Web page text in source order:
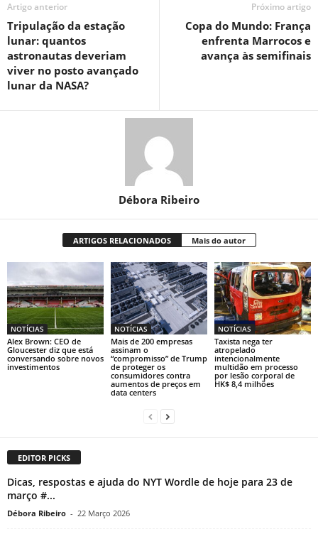
Artigo anterior
Tripulação da estação
lunar: quantos
astronautas deveriam
viver no posto avançado
lunar da NASA?
Próximo artigo
Copa do Mundo: França
enfrenta Marrocos e
avança às semifinais
Débora Ribeiro
ARTIGOS RELACIONADOS Mais do autor
NOTÍCIAS
Alex Brown: CEO de
Gloucester diz que está
conversando sobre novos
investimentos
NOTÍCIAS
Mais de 200 empresas
assinam o
“compromisso” de Trump
de proteger os
consumidores contra
aumentos de preços em
data centers
NOTÍCIAS
Taxista nega ter
atropelado
intencionalmente
multidão em processo
por lesão corporal de
HK$ 8,4 milhões
EDITOR PICKS
Dicas, respostas e ajuda do NYT Wordle de hoje para 23 de
março #...
Débora Ribeiro - 22 Março 2026